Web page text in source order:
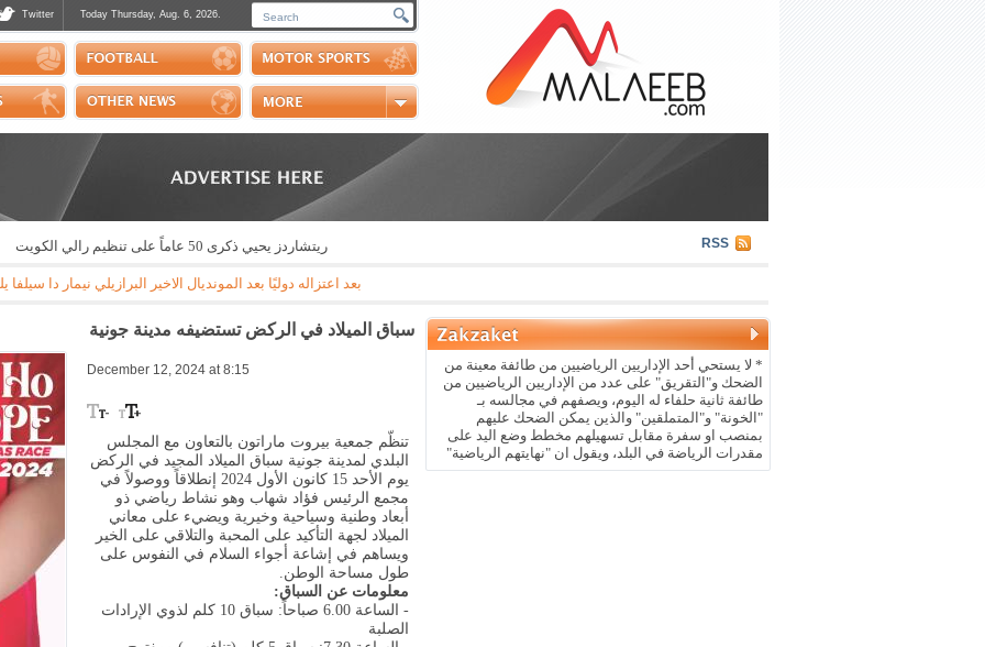
Twitter Today Thursday, Aug. 6, 2026.
Polls
Scores
Handball
| ريتشاردز يحيي ذكرى 50 عاماً على تنظيم رالي الكويت RSS
بعد اعتزاله دوليًا بعد المونديال الاخير البرازيلي نيمار دا سيلفا
سباق الميلاد في الركض تستضيفه مدينة جونية
December 12, 2024 at 8:15
تنظّم جمعية بيروت ماراتون بالتعاون مع المجلس
البلدي لمدينة جونية سباق الميلاد المجيد في الركض
يوم الأحد 15 كانون الأول 2024 إنطلاقاً ووصولاً في
مجمع الرئيس فؤاد شهاب وهو نشاط رياضي ذو
أبعاد وطنية وسياحية وخيرية ويضيء على معاني
الميلاد لجهة التأكيد على المحبة والتلاقي على الخير
ويساهم في إشاعة أجواء السلام في النفوس على
طول مساحة الوطن.
معلومات عن السباق:
- الساعة 6.00 صباحاً: سباق 10 كلم لذوي الإرادات
الصلبة
* لا يستحي أحد الإداريين الرياضيين من طائفة معينة من
الضحك و"التقريق" على عدد من الإداريين الرياضيين من
طائفة ثانية حلفاء له اليوم، ويصفهم في مجالسه بـ
"الخونة" و"المتملقين" والذين يمكن الضحك عليهم
بمنصب او سفرة مقابل تسهيلهم مخطط وضع اليد على
مقدرات الرياضة في البلد، ويقول ان "نهايتهم الرياضية"